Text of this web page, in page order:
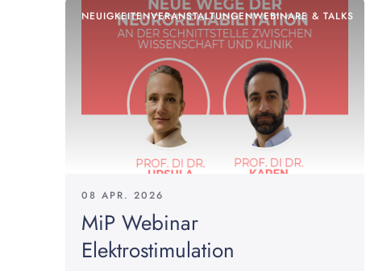
NEUIGKEITENVERANSTALTUNGENWEBINARE & TALKS
08 APR. 2026
MiP Webinar
Elektrostimulation